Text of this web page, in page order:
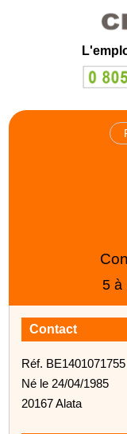
5 à
Contact
Réf. BE1401071755
Né le 24/04/1985
20167 Alata